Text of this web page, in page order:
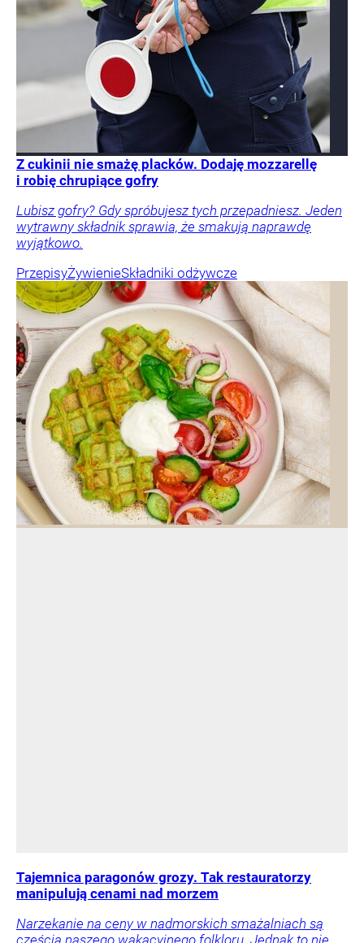
Z cukinii nie smażę placków. Dodaję mozzarellę
i robię chrupiące gofry
Lubisz gofry? Gdy spróbujesz tych przepadniesz. Jeden
wytrawny składnik sprawia, że smakują naprawdę
wyjątkowo.
PrzepisyŻywienieSkładniki odżywcze
Tajemnica paragonów grozy. Tak restauratorzy
manipulują cenami nad morzem
Narzekanie na ceny w nadmorskich smażalniach są
częścią naszego wakacyjnego folkloru. Jednak to nie